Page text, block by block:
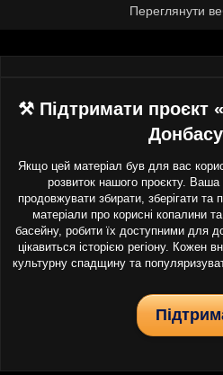
Переглянути
⚒ Підтримати проєкт
Якщо цей матеріал був для вас
розвиток нашого проєкту.
продовжувати збирати, зберігати та
матеріали про корисні копалини
басейну, робити їх доступними для
цікавиться історією регіону. Кожен
культурну спадщину та